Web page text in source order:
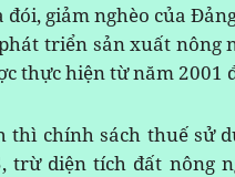
giảm nghèo của
triển sản xuất nông
thực hiện từ năm 2001
chính sách thuế sử
trừ diện tích đất nông